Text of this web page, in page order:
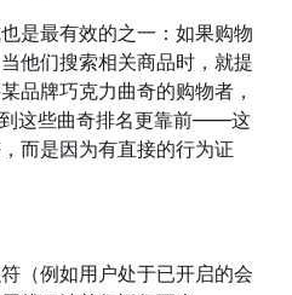
是最有效的之一：如果购物
他们搜索相关商品时，就提
品牌巧克力曲奇的购物者，
到这些曲奇排名更靠前——这
而是因为有直接的行为证
（例如用户处于已开启的会